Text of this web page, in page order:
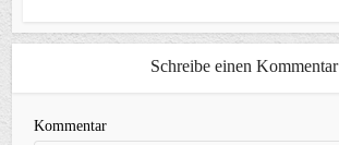
Schreibe einen Kommentar
Kommentar